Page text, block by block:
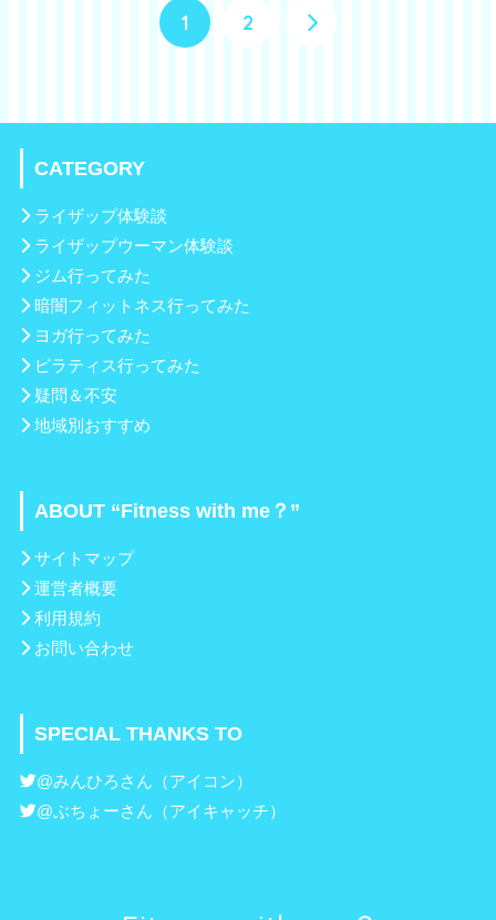
1 2
CATEGORY
ライザップ体験談
ライザップウーマン体験談
ジム行ってみた
暗闇フィットネス行ってみた
ヨガ行ってみた
ピラティス行ってみた
疑問＆不安
地域別おすすめ
ABOUT “Fitness with me？”
サイトマップ
運営者概要
利用規約
お問い合わせ
SPECIAL THANKS TO
@みんひろ さん（アイコン）
@ぶちょーさん（アイキャッチ）